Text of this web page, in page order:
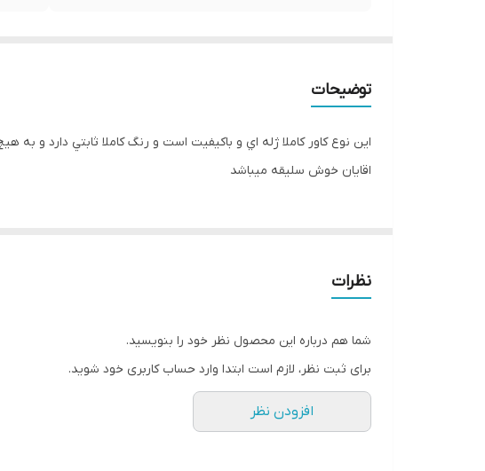
توضیحات
اين نوع کاور کاملا ژله اي و باکيفيت است و رنگ کاملا ثابتي دارد
اقايان خوش سليقه ميباشد
نظرات
شما هم درباره این محصول نظر خود را بنویسید.
برای ثبت نظر، لازم است ابتدا وارد حساب کاربری خود شوید.
افزودن نظر